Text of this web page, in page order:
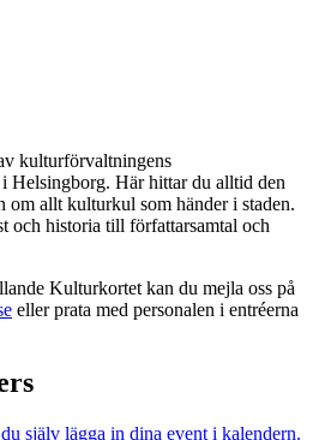
kulturförvaltningens
Helsingborg. Här hittar du alltid den
om allt kulturkul som händer i staden.
och historia till författarsamtal och
Kulturkortet kan du mejla oss på
eller prata med personalen i entréerna
själv lägga in dina event i kalendern.